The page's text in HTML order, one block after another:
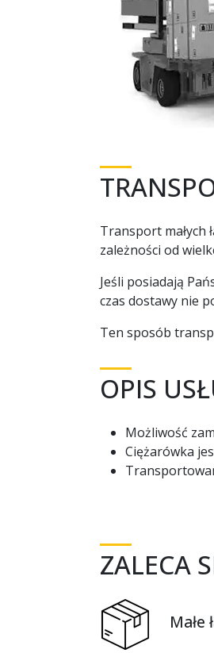
Transport małych
zależności od
Jeśli posiadają
czas dostawy nie
Ten sposób
OPIS
Możliwość
Ciężarówka
ZALECA
Małe